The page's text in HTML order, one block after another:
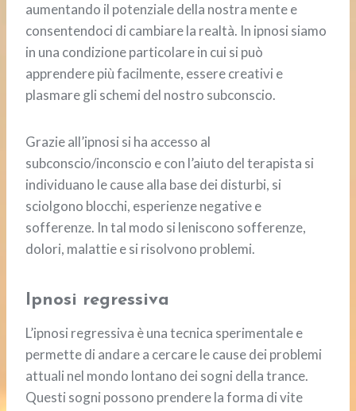
aumentando il potenziale della nostra mente e
consentendoci di cambiare la realtà. In ipnosi siamo
in una condizione particolare in cui si può
apprendere più facilmente, essere creativi e
plasmare gli schemi del nostro subconscio.
Grazie all’ipnosi si ha accesso al
subconscio/inconscio e con l’aiuto del terapista si
individuano le cause alla base dei disturbi, si
sciolgono blocchi, esperienze negative e
sofferenze. In tal modo si leniscono sofferenze,
dolori, malattie e si risolvono problemi.
Ipnosi regressiva
L’ipnosi regressiva è una tecnica sperimentale e
permette di andare a cercare le cause dei problemi
attuali nel mondo lontano dei sogni della trance.
Questi sogni possono prendere la forma di vite